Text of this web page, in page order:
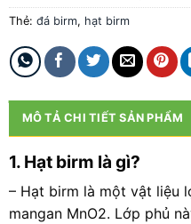
Thẻ: đá birm, hạt birm
MÔ TẢ CHI TIẾT SẢN PHẨM
1. Hạt birm là gì?
– Hạt birm là một vật liệu
mangan MnO2. Lớp phủ